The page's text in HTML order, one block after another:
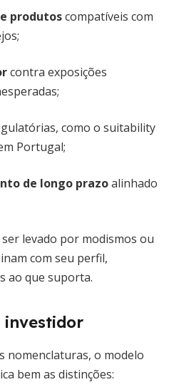
produtoscompatíveis com
contra exposições
como o suitability
Portugal;
de longo prazoalinhado
levado por modismos ou
com seu perfil,
ao que suporta.
investidor
nomenclaturas, o modelo
bem as distinções: